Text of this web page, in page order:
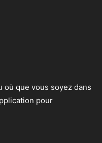
où que vous soyez dans
pour